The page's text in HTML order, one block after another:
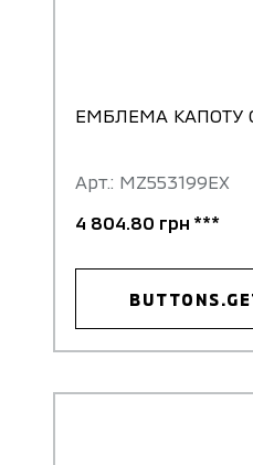
ЕМБЛЕМА КАПОТУ
Арт.: MZ553199EX
4 804.80 грн ***